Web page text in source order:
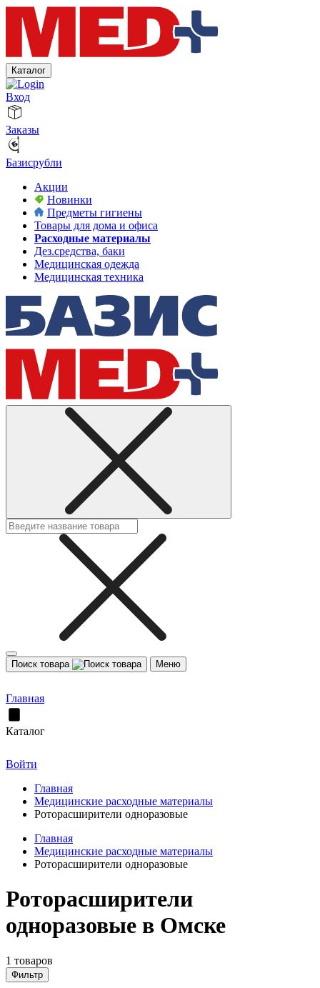
Каталог
Вход
Заказы
Базисрубли
Акции
Новинки
Предметы гигиены
Товары для дома и офиса
Расходные материалы
Дез.средства, баки
Медицинская одежда
Медицинская техника
Поиск товара Меню
Главная
Каталог
Войти
Главная
Медицинские расходные материалы
Роторасширители одноразовые
Главная
Медицинские расходные материалы
Роторасширители одноразовые
Роторасширители
одноразовые в Омске
1 товаров
Фильтр